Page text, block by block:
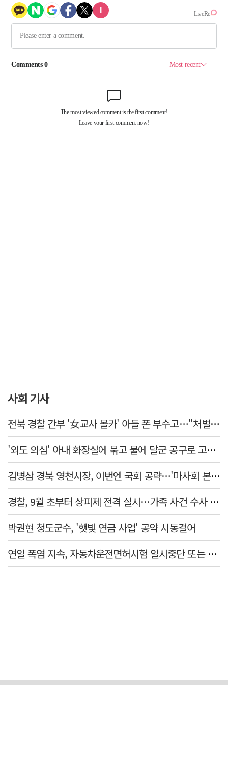
사회 기사
전북 경찰 간부 '女교사 몰카' 아들 폰 부수고…"처벌 못하는 사안" 내부망에 글
'외도 의심' 아내 화장실에 묶고 불에 달군 공구로 고문…남편 검거
김병삼 경북 영천시장, 이번엔 국회 공략…'마사회 본사 이전·광역교통망 확충' 요청
경찰, 9월 초부터 상피제 전격 실시…가족 사건 수사 못해
박권현 청도군수, '햇빛 연금 사업' 공약 시동걸어
연일 폭염 지속, 자동차운전면허시험 일시중단 또는 축소 운영